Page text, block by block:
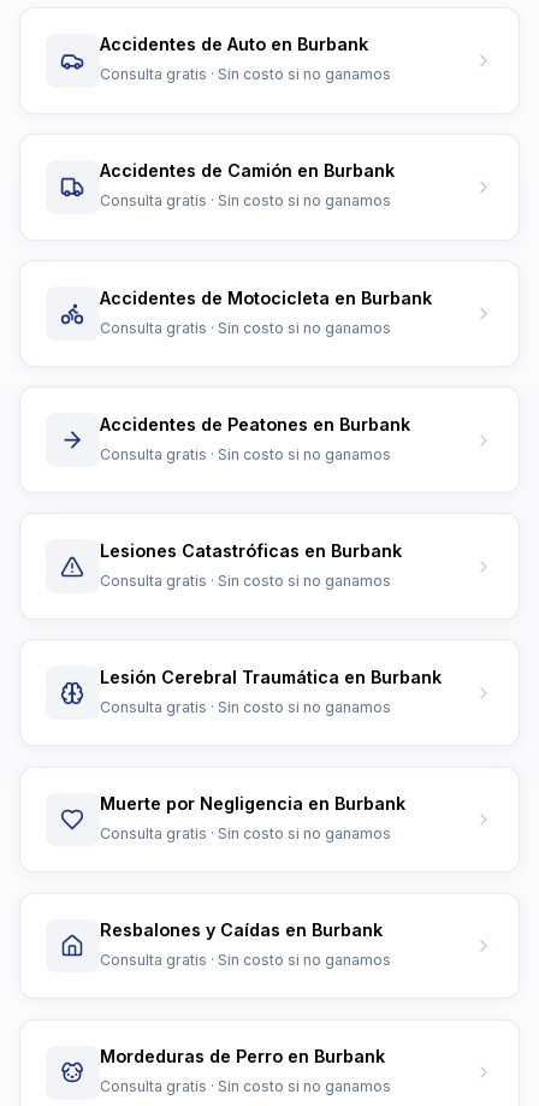
Accidentes de Auto en Burbank
Consulta gratis · Sin costo si no ganamos
Accidentes de Camión en Burbank
Consulta gratis · Sin costo si no ganamos
Accidentes de Motocicleta en Burbank
Consulta gratis · Sin costo si no ganamos
Accidentes de Peatones en Burbank
Consulta gratis · Sin costo si no ganamos
Lesiones Catastróficas en Burbank
Consulta gratis · Sin costo si no ganamos
Lesión Cerebral Traumática en Burbank
Consulta gratis · Sin costo si no ganamos
Muerte por Negligencia en Burbank
Consulta gratis · Sin costo si no ganamos
Resbalones y Caídas en Burbank
Consulta gratis · Sin costo si no ganamos
Mordeduras de Perro en Burbank
Consulta gratis · Sin costo si no ganamos